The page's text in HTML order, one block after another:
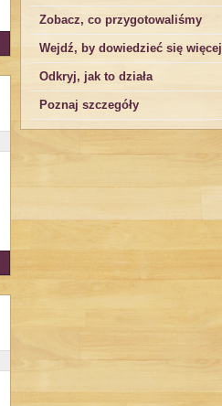
Zobacz, co przygotowaliśmy
Wejdź, by dowiedzieć się więcej
Odkryj, jak to działa
Poznaj szczegóły